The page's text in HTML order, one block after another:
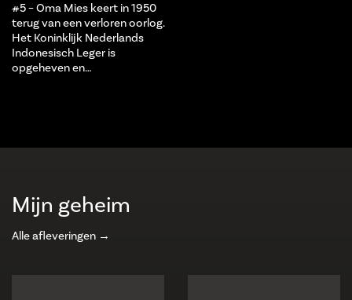
#5 – Oma Mies keert in 1950
terug van een verloren oorlog.
Het Koninklijk Nederlands
Indonesisch Leger is
opgeheven en…
Mijn geheim
Alle afleveringen →